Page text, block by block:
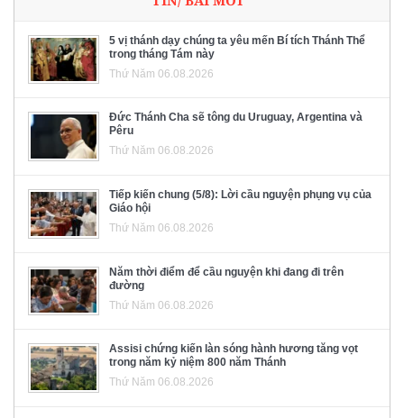
5 vị thánh dạy chúng ta yêu mến Bí tích Thánh Thể
trong tháng Tám này
Thứ Năm 06.08.2026
Đức Thánh Cha sẽ tông du Uruguay, Argentina và
Pêru
Thứ Năm 06.08.2026
Tiếp kiến chung (5/8): Lời cầu nguyện phụng vụ của
Giáo hội
Thứ Năm 06.08.2026
Năm thời điểm để cầu nguyện khi đang đi trên
đường
Thứ Năm 06.08.2026
Assisi chứng kiến làn sóng hành hương tăng vọt
trong năm kỷ niệm 800 năm Thánh
Thứ Năm 06.08.2026